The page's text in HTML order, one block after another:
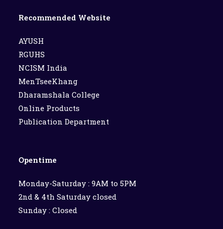
Recommended Website
AYUSH
RGUHS
NCISM India
MenTseeKhang
Dharamshala College
Online Products
Publication Department
Opentime
Monday-Saturday : 9AM to 5PM
2nd & 4th Saturday closed
Sunday : Closed